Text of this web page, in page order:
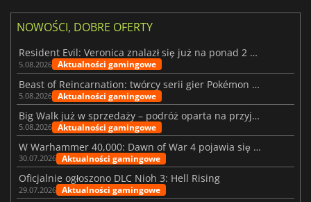
NOWOŚCI, DOBRE OFERTY
Resident Evil: Veronica znalazł się już na ponad 2 milionach list życzeń
5.08.2026 Aktualności gamingowe
Beast of Reincarnation: twórcy serii gier Pokémon wkraczają na nową ścieżkę
5.08.2026 Aktualności gamingowe
Big Walk już w sprzedaży – podróż oparta na przyjaźni
5.08.2026 Aktualności gamingowe
W Warhammer 40,000: Dawn of War 4 pojawia się frakcja Nekronów
30.07.2026 Aktualności gamingowe
Oficjalnie ogłoszono DLC Nioh 3: Hell Rising
29.07.2026 Aktualności gamingowe